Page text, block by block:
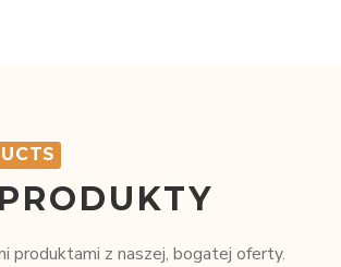
produktami z naszej, bogatej oferty.